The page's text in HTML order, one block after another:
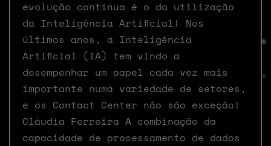
evolução contínua é o da utilização
da Inteligência Artificial! Nos
últimos anos, a Inteligência
Artificial (IA) tem vindo a
desempenhar um papel cada vez mais
importante numa variedade de setores,
e os Contact Center não são exceção!
Cláudia Ferreira A combinação da
capacidade de processamento de dados